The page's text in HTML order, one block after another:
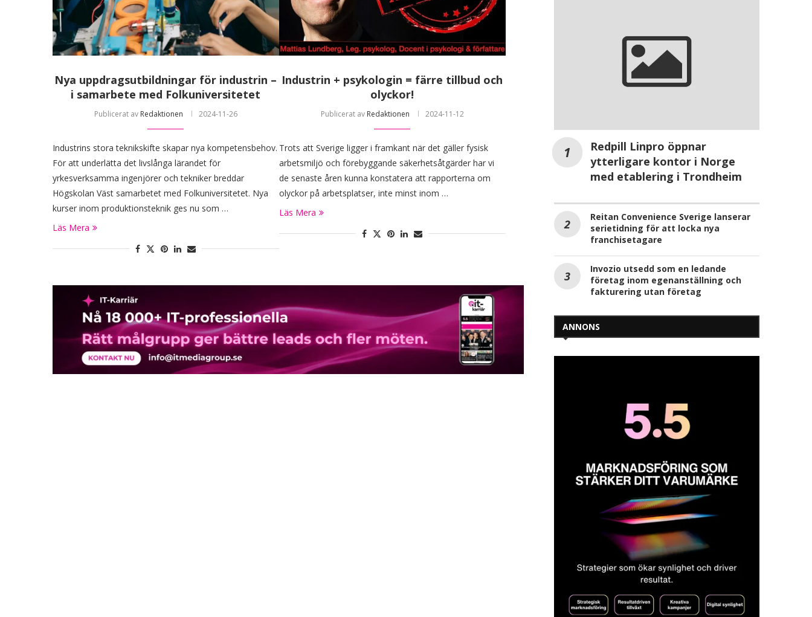
Nya uppdragsutbildningar för industrin –
i samarbete med Folkuniversitetet
Publicerat av Redaktionen 2024-11-26
Industrins stora teknikskifte skapar nya kompetensbehov.
För att underlätta det livslånga lärandet för
yrkesverksamma ingenjörer och tekniker breddar
Högskolan Väst samarbetet med Folkuniversitetet. Nya
kurser inom produktionsteknik ges nu som …
Läs Mera
Industrin + psykologin = färre tillbud och
olyckor!
Publicerat av Redaktionen 2024-11-12
Trots att Sverige ligger i framkant när det gäller fysisk
arbetsmiljö och förebyggande säkerhetsåtgärder har vi
de senaste åren kunna konstatera att rapporterna om
olyckor på arbetsplatser, inte minst inom …
Läs Mera
Redpill Linpro öppnar
ytterligare kontor i Norge
med etablering i Trondheim
Reitan Convenience Sverige lanserar
serietidning för att locka nya
franchisetagare
Invozio utsedd som en ledande
företag inom egenanställning och
fakturering utan företag
ANNONS